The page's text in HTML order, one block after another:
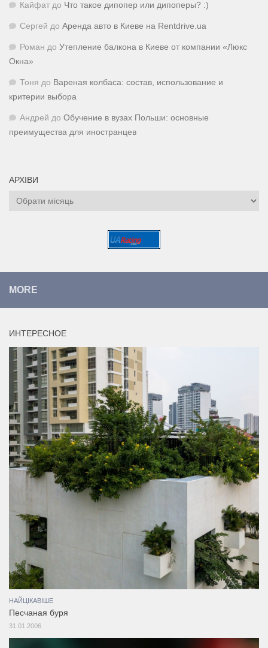
Кайфат до Что такое дипопер или дипоперы? :)
Сергей до Аренда авто в Киеве на Rentdrive.ua
Роман до Утепление балкона в Киеве от компании «Люкс
Окна»
Тоня до Вареная колбаса: состав, использование и
критерии выбора
Андрей до Обучение в вузах Польши: основные
преимущества для иностранцев
АРХІВИ
Архіви
MORE
ИНТЕРЕСНОЕ
НАЙЦІКАВІШЕ
Песчаная буря
31.01.2006